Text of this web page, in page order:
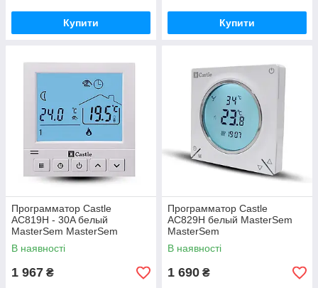
Купити Купити
Программатор Castle
АС819H - 30A белый
MasterSem MasterSem
В наявності
1 967 ₴
Программатор Castle
АС829H белый MasterSem
MasterSem
В наявності
1 690 ₴